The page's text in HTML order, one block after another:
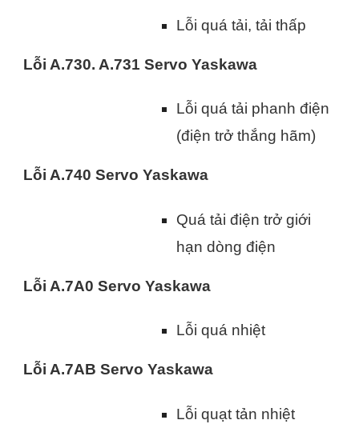
Lỗi quá tải, tải thấp
Lỗi A.730. A.731 Servo Yaskawa
Lỗi quá tải phanh điện
(điện trở thắng hãm)
Lỗi A.740 Servo Yaskawa
Quá tải điện trở giới
hạn dòng điện
Lỗi A.7A0 Servo Yaskawa
Lỗi quá nhiệt
Lỗi A.7AB Servo Yaskawa
Lỗi quạt tản nhiệt